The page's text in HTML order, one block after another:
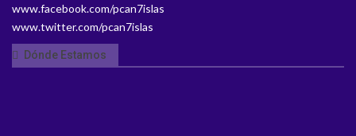
www.facebook.com/pcan7islas
www.twitter.com/pcan7islas
Dónde Estamos